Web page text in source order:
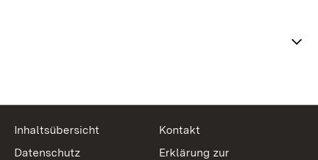
Inhaltsübersicht
Kontakt
Datenschutz
Erklärung zur